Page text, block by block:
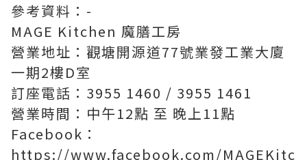
參考資料：-
MAGE Kitchen 魔膳工房
營業地址：觀塘開源道77號業發工業大廈
一期2樓D室
訂座電話：3955 1460 / 3955 1461
營業時間：中午12點 至 晚上11點
Facebook：
https://www.facebook.com/MAGEKitc